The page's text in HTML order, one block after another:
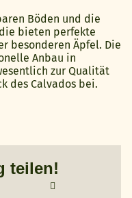
Böden und die
bieten perfekte
besonderen Äpfel. Die
Anbau in
zur Qualität
des Calvados bei.
teilen!